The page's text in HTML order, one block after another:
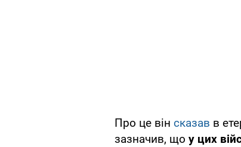
Про це він сказав в
зазначив, що у цих